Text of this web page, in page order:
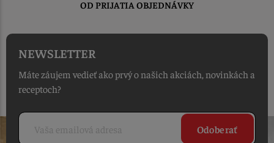
OD PRIJATIA OBJEDNÁVKY
NEWSLETTER
Máte záujem vedieť ako prvý o našich akciách, novinkách a
receptoch?
Odoberať